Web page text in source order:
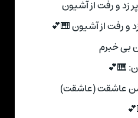
زد و رفت از آشیون
و رفت از آشیون 🎹💕
بی خبرم
🎹💕
من عاشقت (عاشقت)